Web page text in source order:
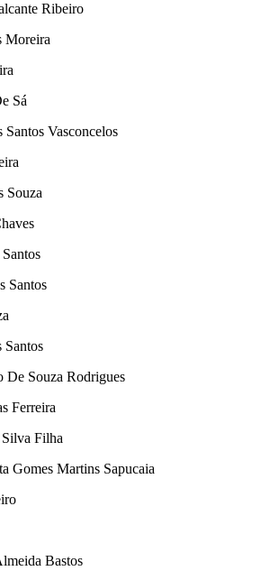
Ribeiro
Moreira
Sá
Vasconcelos
Souza
Santos
De Souza Rodrigues
Ferreira
Filha
Gomes Martins Sapucaia
Bastos